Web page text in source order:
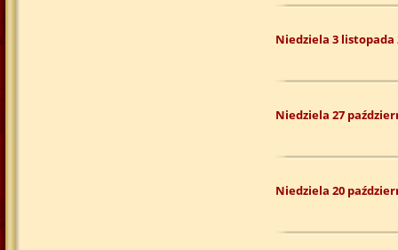
Niedziela 3 listopada
Niedziela 27
Niedziela 20